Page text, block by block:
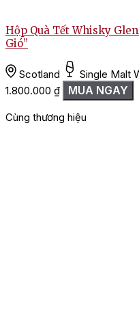
Hộp Quà Tết Whisky
Gió”
Scotland Single Malt
1.800.000 ₫ MUA NGAY
Cùng thương hiệu